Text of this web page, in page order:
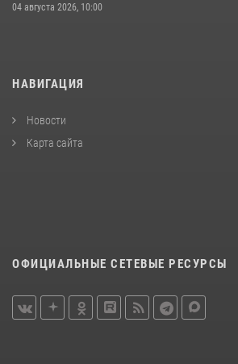
04 августа 2026, 10:00
НАВИГАЦИЯ
Новости
Карта сайта
ОФИЦИАЛЬНЫЕ СЕТЕВЫЕ РЕСУРСЫ